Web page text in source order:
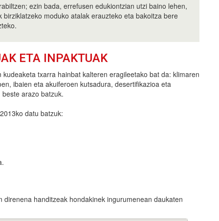
ezin bada, errefusen edukiontzian utzi baino lehen,
birziklatzeko moduko atalak erauzteko eta bakoitza bere
ETA INPAKTUAK
kudeaketa txarra hainbat kalteren eragileetako bat da: klimaren
ibaien eta akuiferoen kutsadura, desertifikazioa eta
arazo batzuk.
datu batzuk:
handitzeak hondakinek ingurumenean daukaten